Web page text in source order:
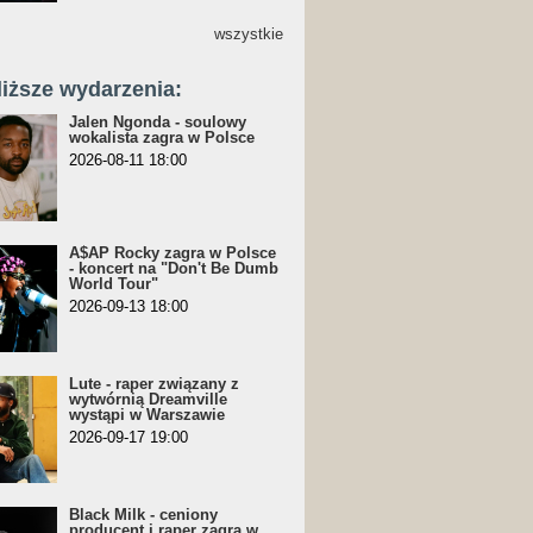
wszystkie
wydarzenia:
Jalen Ngonda - soulowy
wokalista zagra w Polsce
2026-08-11 18:00
A$AP Rocky zagra w Polsce
- koncert na "Don't Be Dumb
World Tour"
2026-09-13 18:00
Lute - raper związany z
wytwórnią Dreamville
wystąpi w Warszawie
2026-09-17 19:00
Black Milk - ceniony